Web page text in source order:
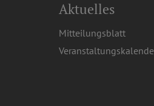
Aktuelles
Mitteilungsblatt